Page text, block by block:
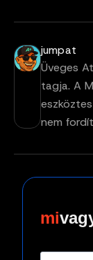
jumpat
Üveges
tagja. A
nem